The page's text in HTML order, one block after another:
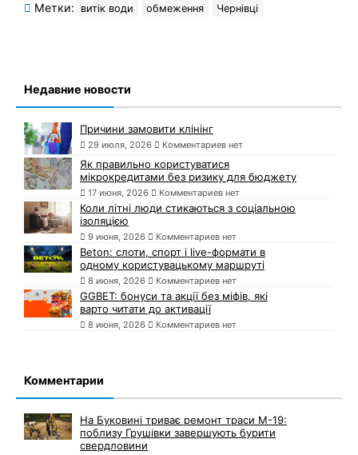
Метки: витік води обмеження Чернівці
Недавние новости
Причини замовити клінінг
29 июля, 2026 Комментариев нет
Як правильно користуватися
мікрокредитами без ризику для бюджету
17 июня, 2026 Комментариев нет
Коли літні люди стикаються з соціальною
ізоляцією
9 июня, 2026 Комментариев нет
Beton: слоти, спорт і live-формати в
одному користувацькому маршруті
8 июня, 2026 Комментариев нет
GGBET: бонуси та акції без міфів, які
варто читати до активації
8 июня, 2026 Комментариев нет
Комментарии
На Буковині триває ремонт траси М-19:
поблизу Грушівки завершують бурити
свердловини